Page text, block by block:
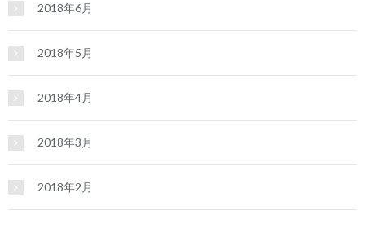
2018年6月
2018年5月
2018年4月
2018年3月
2018年2月